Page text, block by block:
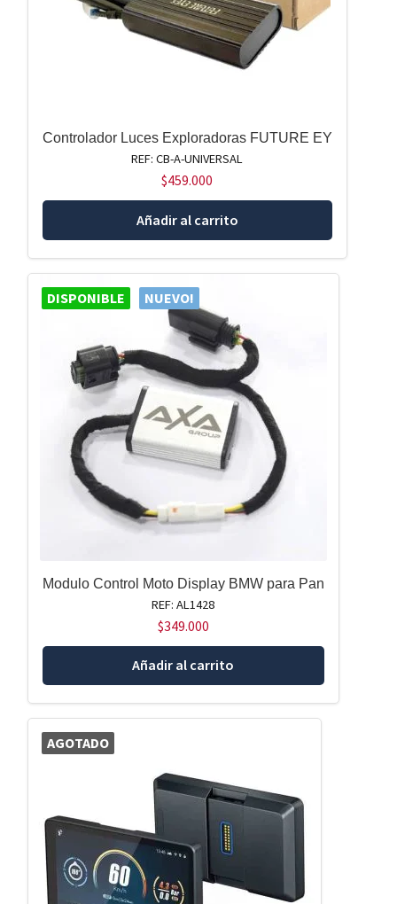
Controlador Luces Exploradoras FUTURE EY
REF: CB-A-UNIVERSAL
$459.000
Añadir al carrito
DISPONIBLE NUEVO!
Modulo Control Moto Display BMW para Pan
REF: AL1428
$349.000
Añadir al carrito
AGOTADO